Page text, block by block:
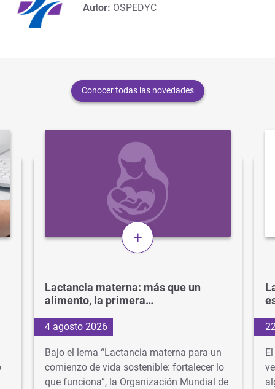
Autor: OSPEDYC
Conocer todas las novedades
+
Lactancia materna: más que un
alimento, la primera…
4 agosto 2026
Bajo el lema “Lactancia materna para un
comienzo de vida sostenible: fortalecer lo
que funciona”, la Organización Mundial de